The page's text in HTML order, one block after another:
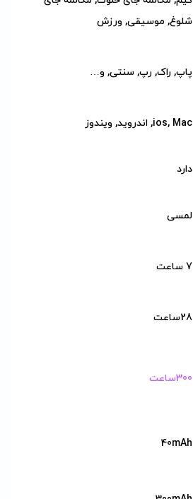
شلوغ, موسیقی, ورزش
پاپ, راک, رپ, سنتی, و…
ios, Mac, اندروید, ویندوز
دارد
لمسی
7 ساعت
28ساعت
300ساعت
40mAh